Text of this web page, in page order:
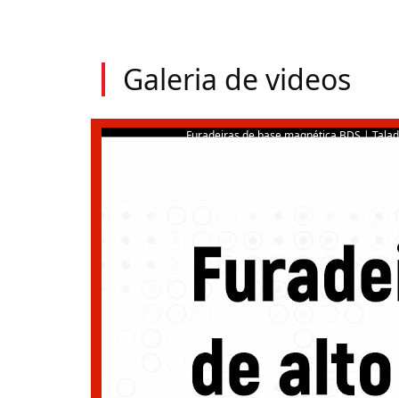
Galeria de videos
Furadeiras de base magnética BDS |